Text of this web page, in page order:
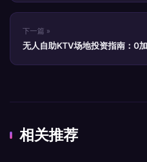
下一篇 »
无人自助KTV场地投资指南：0
相关推荐